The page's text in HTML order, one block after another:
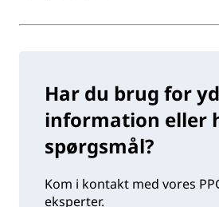
Har du brug for
information eller
spørgsmål?
Kom i kontakt med vores
eksperter.